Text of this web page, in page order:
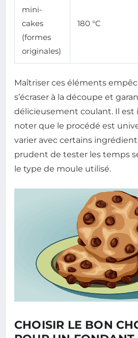
mini-
cakes
(formes
originales)
180 °C
Maîtriser ces éléments
s’écraser à la découpe et
délicieusement coulant. Il
noter que le procédé est
varier avec certains
prudent de tester les temps
le type de moule utilisé.
CHOISIR LE BON